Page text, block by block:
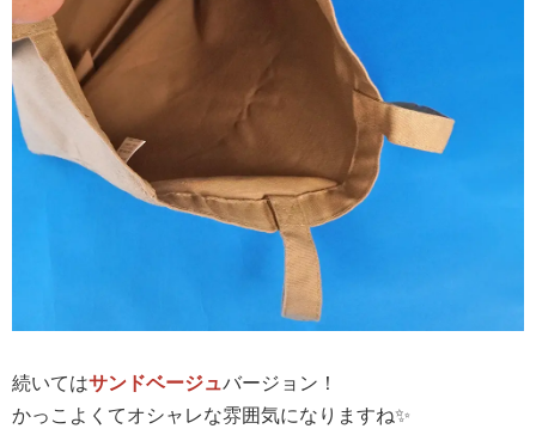
続いてはサンドベージュバージョン！
かっこよくてオシャレな雰囲気になりますね✨